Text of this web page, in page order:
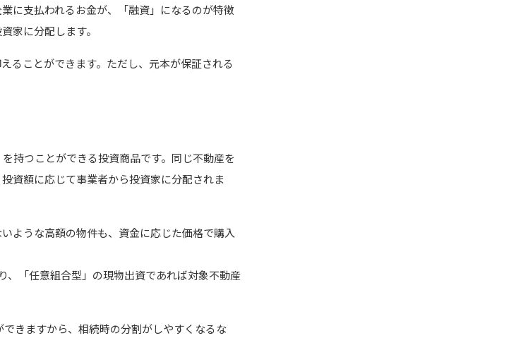
に支払われるお金が、「融資」になるのが特徴
家に分配します。
ることができます。ただし、元本が保証される
持つことができる投資商品です。同じ不動産を
資額に応じて事業者から投資家に分配されま
ような高額の物件も、資金に応じた価格で購入
、「任意組合型」の現物出資であれば対象不動産
きますから、相続時の分割がしやすくなるな